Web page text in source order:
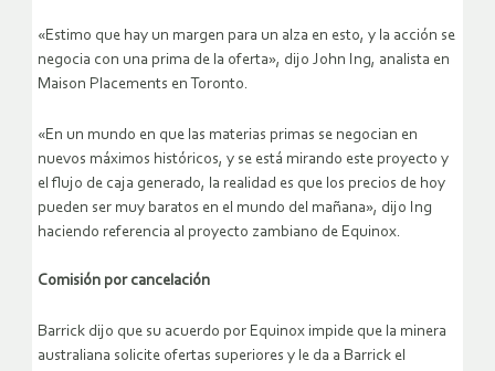
«Estimo que hay un margen para un alza en esto, y la acción se
negocia con una prima de la oferta», dijo John Ing, analista en
Maison Placements en Toronto.
«En un mundo en que las materias primas se negocian en
nuevos máximos históricos, y se está mirando este proyecto y
el flujo de caja generado, la realidad es que los precios de hoy
pueden ser muy baratos en el mundo del mañana», dijo Ing
haciendo referencia al proyecto zambiano de Equinox.
Comisión por cancelación
Barrick dijo que su acuerdo por Equinox impide que la minera
australiana solicite ofertas superiores y le da a Barrick el